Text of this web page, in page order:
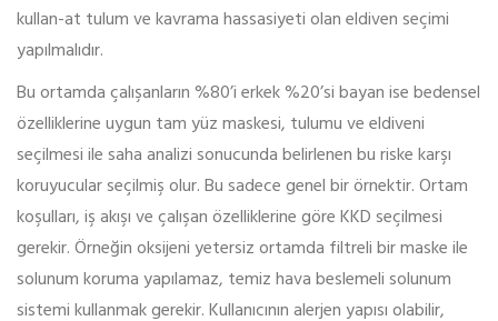
kullan-at tulum ve kavrama hassasiyeti olan eldiven seçimi
yapılmalıdır.
Bu ortamda çalışanların %80’i erkek %20’si bayan ise bedensel
özelliklerine uygun tam yüz maskesi, tulumu ve eldiveni
seçilmesi ile saha analizi sonucunda belirlenen bu riske karşı
koruyucular seçilmiş olur. Bu sadece genel bir örnektir. Ortam
koşulları, iş akışı ve çalışan özelliklerine göre KKD seçilmesi
gerekir. Örneğin oksijeni yetersiz ortamda filtreli bir maske ile
solunum koruma yapılamaz, temiz hava beslemeli solunum
sistemi kullanmak gerekir. Kullanıcının alerjen yapısı olabilir,